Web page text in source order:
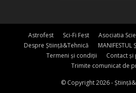
Astrofest Sci-Fi Fest
Asociatia
Despre Știință&Tehnică
MANIFESTUL
Termeni și condiții
Contact
Trimite comunicat de
© Copyright 2026 -